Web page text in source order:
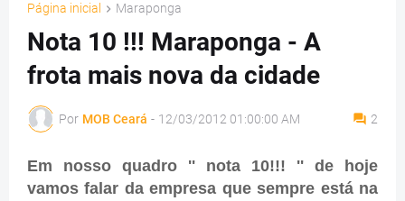
Página inicial Maraponga
Nota 10 !!! Maraponga - A
frota mais nova da cidade
Por MOB Ceará - 12/03/2012 01:00:00 AM 2
Em nosso quadro '' nota 10!!! '' de hoje
vamos falar da empresa que sempre está na